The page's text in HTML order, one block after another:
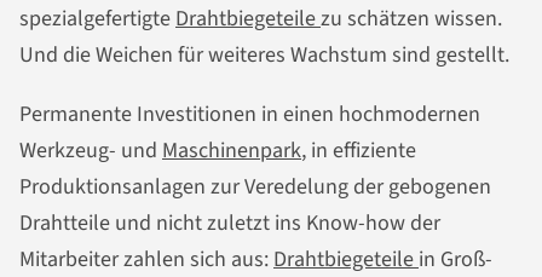
spezialgefertigte Drahtbiegeteilezu schätzen wissen.
Und die Weichen für weiteres Wachstum sind gestellt.
Permanente Investitionen in einen hochmodernen
Werkzeug- und Maschinenpark, in effiziente
Produktionsanlagen zur Veredelung der gebogenen
Drahtteile und nicht zuletzt ins Know-how der
Mitarbeiter zahlen sich aus:Drahtbiegeteilein Groß-